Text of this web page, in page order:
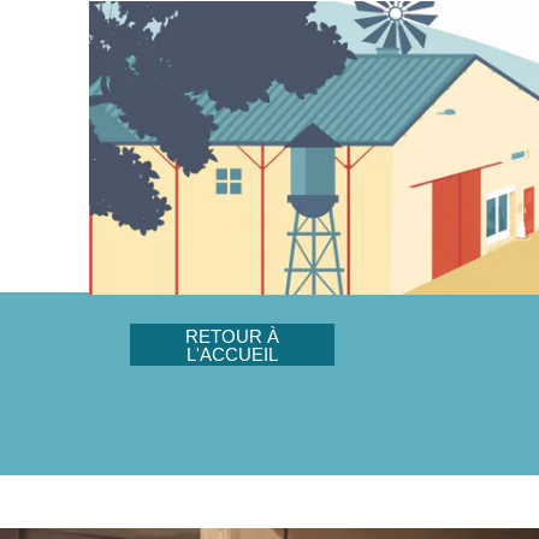
RETOUR À
L'ACCUEIL